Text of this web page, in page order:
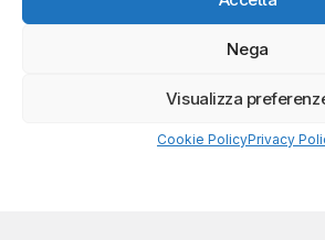
Nega
Visualizza
Cookie PolicyPrivacy
investitori di operare sulle